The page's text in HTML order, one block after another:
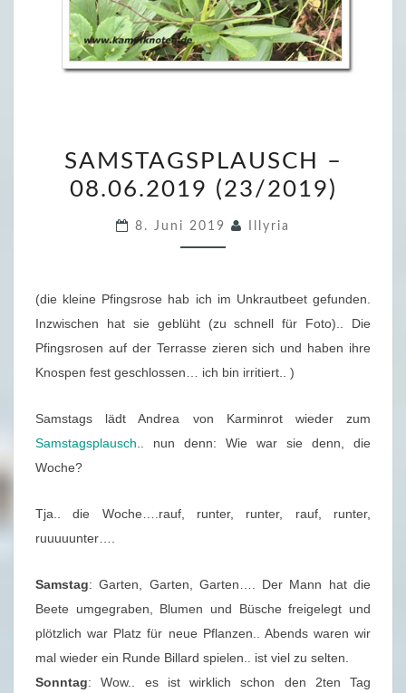
A
M
P
–
.
0
6
.
2
SAMSTAGSPLAUSCH –
08.06.2019 (23/2019)
8. Juni 2019 Illyria
(die kleine Pfingsrose hab ich im Unkrautbeet gefunden.
Inzwischen hat sie geblüht (zu schnell für Foto).. Die
Pfingsrosen auf der Terrasse zieren sich und haben ihre
Knospen fest geschlossen… ich bin irritiert.. )
Samstags lädt Andrea von Karminrot wieder zum
Samstagsplausch .. nun denn: Wie war sie denn, die
Woche?
Tja.. die Woche….rauf, runter, runter, rauf, runter,
ruuuuunter….
Samstag: Garten, Garten, Garten…. Der Mann hat die
Beete umgegraben, Blumen und Büsche freigelegt und
plötzlich war Platz für neue Pflanzen.. Abends waren wir
mal wieder ein Runde Billard spielen.. ist viel zu selten.
Sonntag: Wow.. es ist wirklich schon den 2ten Tag